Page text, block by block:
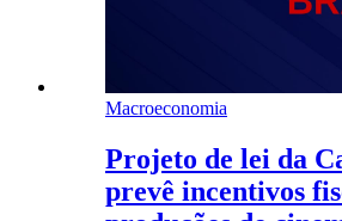
Macroeconomia
Projeto de lei da
prevê incentivos